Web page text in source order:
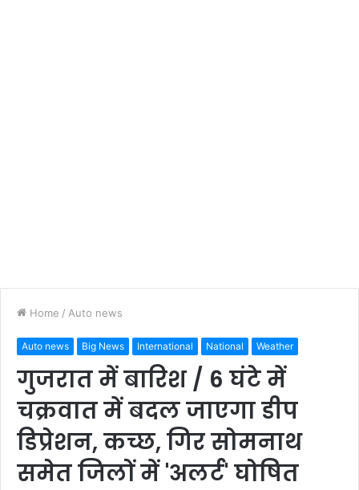
Home / Auto news
Auto news Big News International National Weather
गुजरात में बारिश / 6 घंटे में
चक्रवात में बदल जाएगा डीप
डिप्रेशन, कच्छ, गिर सोमनाथ
समेत जिलों में 'अलर्ट' घोषित